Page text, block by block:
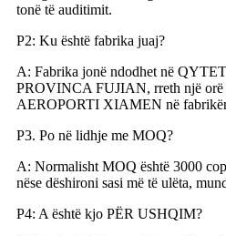
tonë të auditimit.
P2: Ku është fabrika juaj?
A: Fabrika jonë ndodhet në
PROVINCA FUJIAN, rreth një orë
AEROPORTI XIAMEN në
P3. Po në lidhje me MOQ?
A: Normalisht MOQ është 3000
nëse dëshironi sasi më të ulëta,
P4: A është kjo PËR USHQIM?